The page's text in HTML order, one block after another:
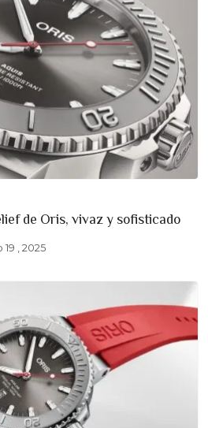
de Oris, vivaz y sofisticado
19 , 2025